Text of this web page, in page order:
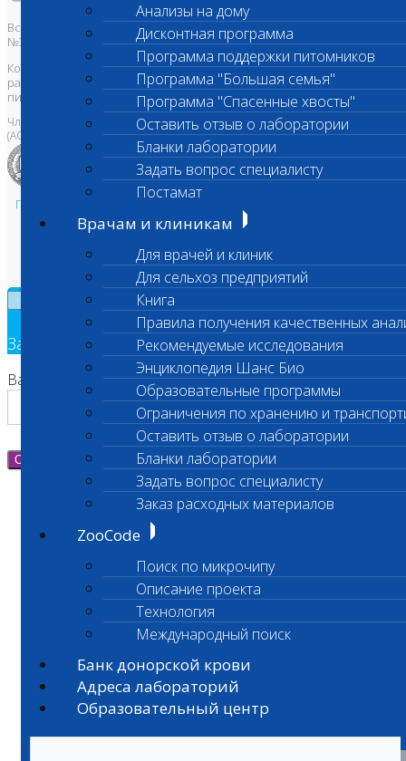
Анализы на дому
Дисконтная программа
Программа поддержки питомников
Программа "Большая семья"
Программа "Спасенные хвосты"
Оставить отзыв о лаборатории
Бланки лаборатории
Задать вопрос специалисту
Постамат
Врачам и клиникам
Для врачей и клиник
Для сельхоз предприятий
Книга
Правила получения качественных
Рекомендуемые исследования
Энциклопедия Шанс Био
Образовательные программы
Ограничения по хранению и
Оставить отзыв о лаборатории
Бланки лаборатории
Задать вопрос специалисту
Заказ расходных материалов
ZooCode
Поиск по микрочипу
Описание проекта
Технология
Международный поиск
Банк донорской крови
Адреса лабораторий
Образовательный центр
Все права защищены и охраняются законом. Товарный знак
№395740 от 2008 г. ООО "ШАНС БИО"
Копирование, тиражирование, а также использование материалов,
размещенных на сайте www.vetlab.ru возможно только с
письменного разрешения Правообладателя
Член Национальной ветеринарной палаты
(АСРО НВП)
Политика в области персональных данных и конфиденциальности
Пользовательское соглашение
Заявка на обратный звонок
Ваш номер телефона
Отправить